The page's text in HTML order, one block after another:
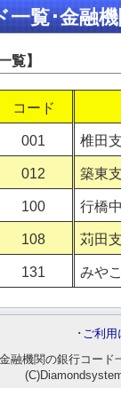
一覧･金融
覧】
コード
001 椎田
012 築東
100 行橋
108 苅田
131 みや
･ ご利用
融機関の銀行コード